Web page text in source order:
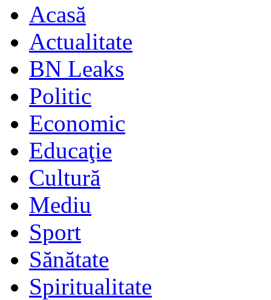
Acasă
Actualitate
BN Leaks
Politic
Economic
Educaţie
Cultură
Mediu
Sport
Sănătate
Spiritualitate